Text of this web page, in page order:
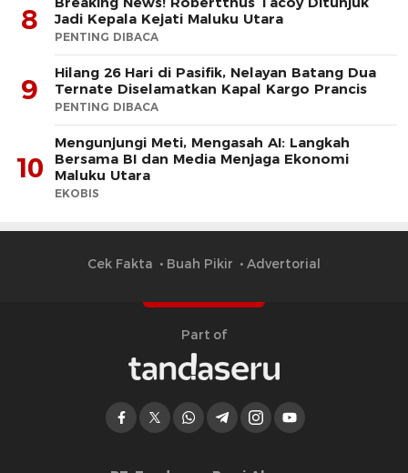
8
Jadi Kepala Kejati Maluku Utara
PENTING DIBACA
9
Hilang 26 Hari di Pasifik, Nelayan Batang Dua
Ternate Diselamatkan Kapal Kargo Prancis
PENTING DIBACA
10
Mengunjungi Meti, Mengasah AI: Langkah
Bersama BI dan Media Menjaga Ekonomi
Maluku Utara
EKOBIS
Cek Fakta Buah Pikir Advertorial
Part of